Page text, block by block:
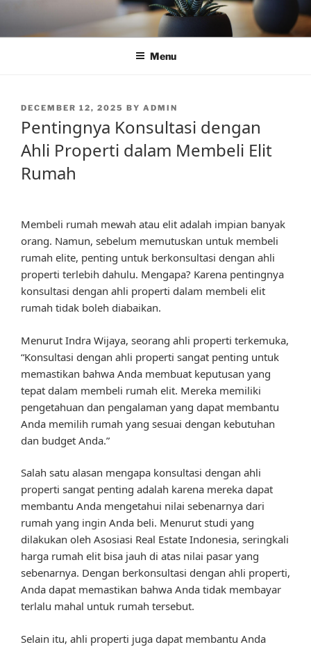
content
Menu
POSTED
DECEMBER 12, 2025 BY ADMIN
Pentingnya Konsultasi dengan
Ahli Properti dalam Membeli Elit
Rumah
Membeli rumah mewah atau elit adalah impian banyak
orang. Namun, sebelum memutuskan untuk membeli
rumah elite, penting untuk berkonsultasi dengan ahli
properti terlebih dahulu. Mengapa? Karena pentingnya
konsultasi dengan ahli properti dalam membeli elit
rumah tidak boleh diabaikan.
Menurut Indra Wijaya, seorang ahli properti terkemuka,
“Konsultasi dengan ahli properti sangat penting untuk
memastikan bahwa Anda membuat keputusan yang
tepat dalam membeli rumah elit. Mereka memiliki
pengetahuan dan pengalaman yang dapat membantu
Anda memilih rumah yang sesuai dengan kebutuhan
dan budget Anda.”
Salah satu alasan mengapa konsultasi dengan ahli
properti sangat penting adalah karena mereka dapat
membantu Anda mengetahui nilai sebenarnya dari
rumah yang ingin Anda beli. Menurut studi yang
dilakukan oleh Asosiasi Real Estate Indonesia, seringkali
harga rumah elit bisa jauh di atas nilai pasar yang
sebenarnya. Dengan berkonsultasi dengan ahli properti,
Anda dapat memastikan bahwa Anda tidak membayar
terlalu mahal untuk rumah tersebut.
Selain itu, ahli properti juga dapat membantu Anda